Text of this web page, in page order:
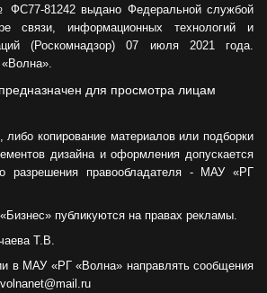
ФС77-81242 выдано Федеральной службой
связи, информационных технологий и
(Роскомнадзор) 07 июля 2021 года.
для просмотра лицам
либо копирование материалов или подборки
дизайна и оформления допускается
разрешения правообладателя - МАУ «РГ
публикуются на правах рекламы.
Т.В.
в МАУ «РГ «Волна» направлять сообщения